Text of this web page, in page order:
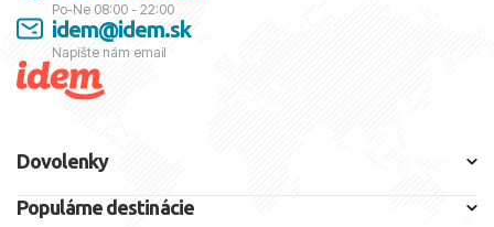
Po-Ne 08:00 - 22:00
idem@idem.sk
Napíšte nám email
Dovolenky
Populárne destinácie